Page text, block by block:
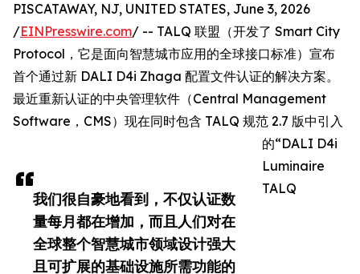
我们很自豪地看到，不仅认证数
量每月都在增加，而且人们对在
全球整个智慧城市领域设计强大
且可扩展的基础设施所需功能的
PISCATAWAY, NJ, UNITED STATES, June 3, 2026
/EINPresswire.com/ -- TALQ 联盟（开发了 Smart City
Protocol，它是面向智慧城市应用的全球接口标准）宣布
首个通过新 DALI D4i Zhaga 配置文件认证的解决方案。
最近重新认证的中央管理软件（Central Management
Software，CMS）现在同时包含 TALQ 规范 2.7 版中引入
的“DALI D4i
Luminaire
TALQ